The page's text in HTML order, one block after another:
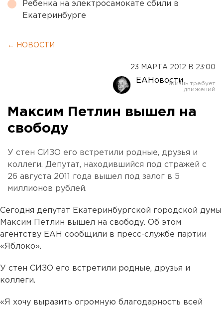
Ребенка на электросамокате сбили в
Екатеринбурге
← НОВОСТИ
23 МАРТА 2012 В 23:00
ЕАНовости
Максим Петлин вышел на
свободу
У стен СИЗО его встретили родные, друзья и
коллеги. Депутат, находившийся под стражей с
26 августа 2011 года вышел под залог в 5
миллионов рублей.
Сегодня депутат Екатеринбургской городской думы
Максим Петлин вышел на свободу. Об этом
агентству ЕАН сообщили в пресс-службе партии
«Яблоко».
У стен СИЗО его встретили родные, друзья и
коллеги.
«Я хочу выразить огромную благодарность всей